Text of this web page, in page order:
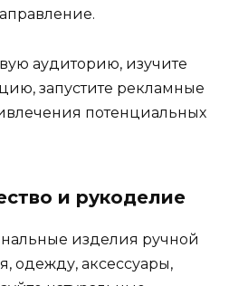
аудиторию, изучите
запустите рекламные
потенциальных
и рукоделие
изделия ручной
одежду, аксессуары,